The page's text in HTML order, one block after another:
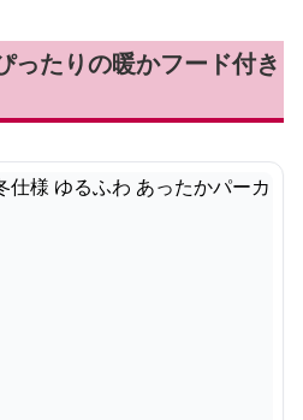
ったりの暖かフード付き